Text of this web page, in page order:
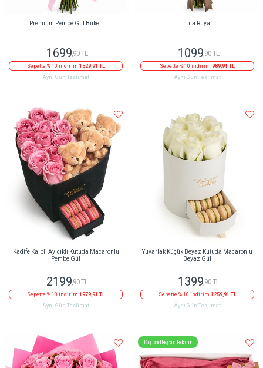
Premium Pembe Gül Buketi
1699,90 TL
Sepette % 10 indirim 1529,91 TL
Aynı Gün Teslimat
Lila Rüya
1099,90 TL
Sepette % 10 indirim 989,91 TL
Aynı Gün Teslimat
Kadife Kalpli Ayıcıklı Kutuda Macaronlu
Pembe Gül
2199,90 TL
Sepette % 10 indirim 1979,91 TL
Aynı Gün Teslimat
Yuvarlak Küçük Beyaz Kutuda Macaronlu
Beyaz Gül
1399,90 TL
Sepette % 10 indirim 1259,91 TL
Aynı Gün Teslimat
Kişiselleştirilebilir